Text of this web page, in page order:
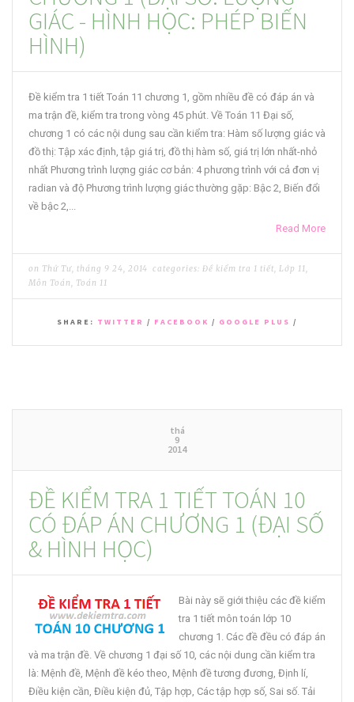
GIÁC - HÌNH HỌC: PHÉP BIẾN
HÌNH)
Đề kiểm tra 1 tiết Toán 11 chương 1, gồm nhiều đề có đáp án và
ma trận đề, kiểm tra trong vòng 45 phút. Về Toán 11 Đại số,
chương 1 có các nội dung sau cần kiểm tra: Hàm số lượng giác và
đồ thị: Tập xác định, tập giá trị, đồ thị hàm số, giá trị lớn nhất-nhỏ
nhất Phương trình lượng giác cơ bản: 4 phương trình với cả đơn vị
radian và độ Phương trình lượng giác thường gặp: Bậc 2, Biến đổi
về bậc 2,...
Read More
on Thứ Tư, tháng 9 24, 2014 categories: Đề kiểm tra 1 tiết, Lớp 11,
Môn Toán, Toán 11
SHARE: TWITTER / FACEBOOK / GOOGLE PLUS /
thá
9
2014
ĐỀ KIỂM TRA 1 TIẾT TOÁN 10
CÓ ĐÁP ÁN CHƯƠNG 1 (ĐẠI SỐ
& HÌNH HỌC)
Bài này sẽ giới thiệu các đề kiểm
tra 1 tiết môn toán lớp 10
chương 1. Các đề đều có đáp án
và ma trận đề. Về chương 1 đại số 10, các nội dung cần kiểm tra
là: Mệnh đề, Mệnh đề kéo theo, Mệnh đề tương đương, Định lí,
Điều kiện cần, Điều kiện đủ, Tập hợp, Các tập hợp số, Sai số. Tải